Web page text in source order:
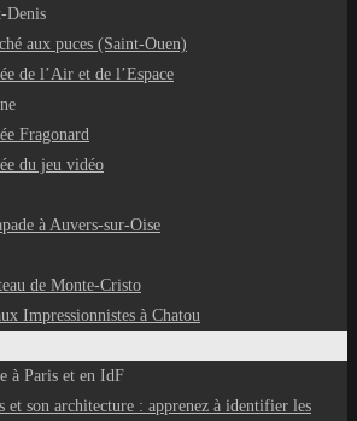
Denis
aux puces (Saint-Ouen)
de l’Air et de l’Espace
Fragonard
du jeu vidéo
à Auvers-sur-Oise
de Monte-Cristo
Impressionnistes à Chatou
à Paris et en IdF
et son architecture : apprenez à identifier les